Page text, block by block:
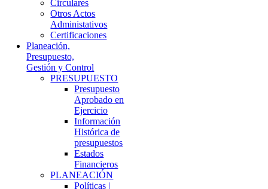
Circulares
Otros Actos
Administativos
Certificaciones
Planeación,
Presupuesto,
Gestión y Control
PRESUPUESTO
Presupuesto
Aprobado en
Ejercicio
Información
Histórica de
presupuestos
Estados
Financieros
PLANEACIÓN
Políticas |